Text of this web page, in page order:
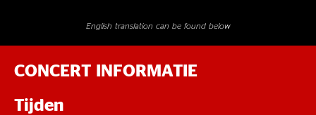
English translation can be found below
CONCERT INFORMATIE
Tijden